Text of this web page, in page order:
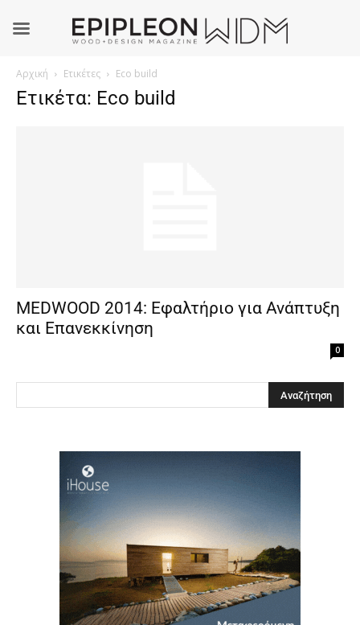
Αρχική Ετικέτες Eco build
Ετικέτα: Eco build
MEDWOOD 2014: Εφαλτήριο για Ανάπτυξη
και Επανεκκίνηση
0